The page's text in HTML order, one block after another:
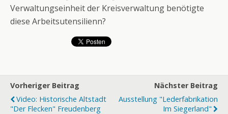
Verwaltungseinheit der Kreisverwaltung benötigte
diese Arbeitsutensilienn?
Vorheriger Beitrag
Video: Historische Altstadt
"Der Flecken" Freudenberg
Nächster Beitrag
Ausstellung "Lederfabrikation
Im Siegerland"